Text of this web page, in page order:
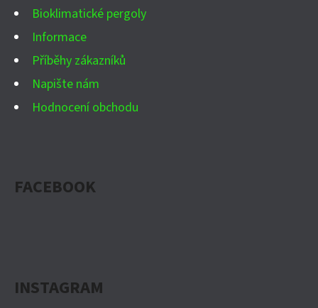
Bioklimatické pergoly
Informace
Příběhy zákazníků
Napište nám
Hodnocení obchodu
FACEBOOK
INSTAGRAM